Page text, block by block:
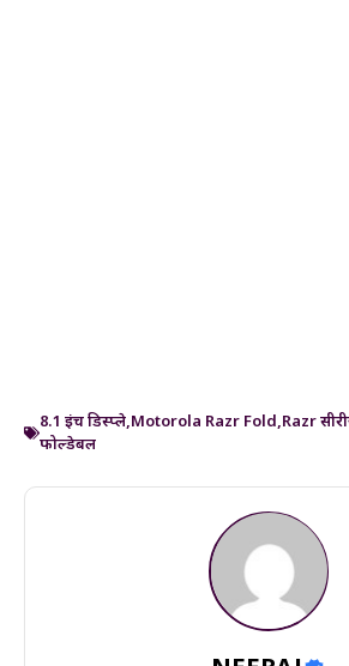
8.1 इंच डिस्प्ले,Motorola Razr Fold,Razr
फोल्डेबल